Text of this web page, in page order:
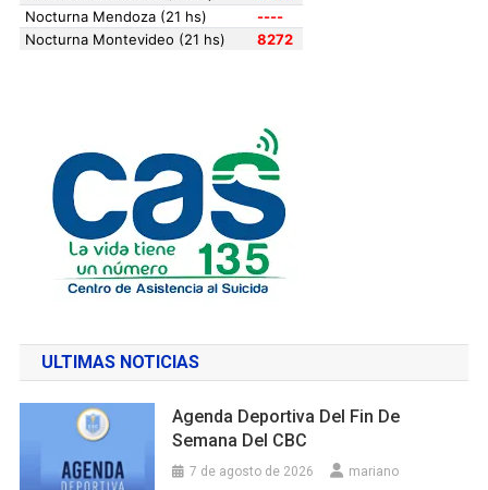
ULTIMAS NOTICIAS
Agenda Deportiva Del Fin De
Semana Del CBC
7 de agosto de 2026 mariano